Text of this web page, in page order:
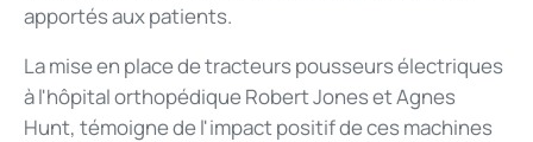
apportés aux patients.
La mise en place de tracteurs pousseurs électriques
à l'hôpital orthopédique Robert Jones et Agnes
Hunt, témoigne de l'impact positif de ces machines